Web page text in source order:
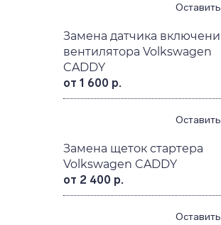
Замена датчика
вентилятора Volkswagen
CADDY
от 1 600 р.
Замена щеток стартера
Volkswagen CADDY
от 2 400 р.